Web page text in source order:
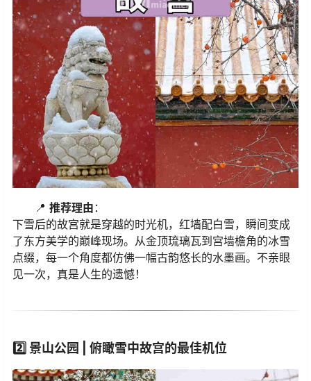
📍 推荐理由 ：
下雪后的故宫就是穿越的时光机，红墙配白雪，瞬间变成
了东方美学的巅峰现场。从金顶琉璃瓦到宫墙檐角的冰雪
点缀，每一个角度都仿佛一幅古韵悠长的水墨画。不亲眼
见一次，真是人生的遗憾！
2️⃣ 景山公园 | 俯瞰雪中故宫的最佳机位